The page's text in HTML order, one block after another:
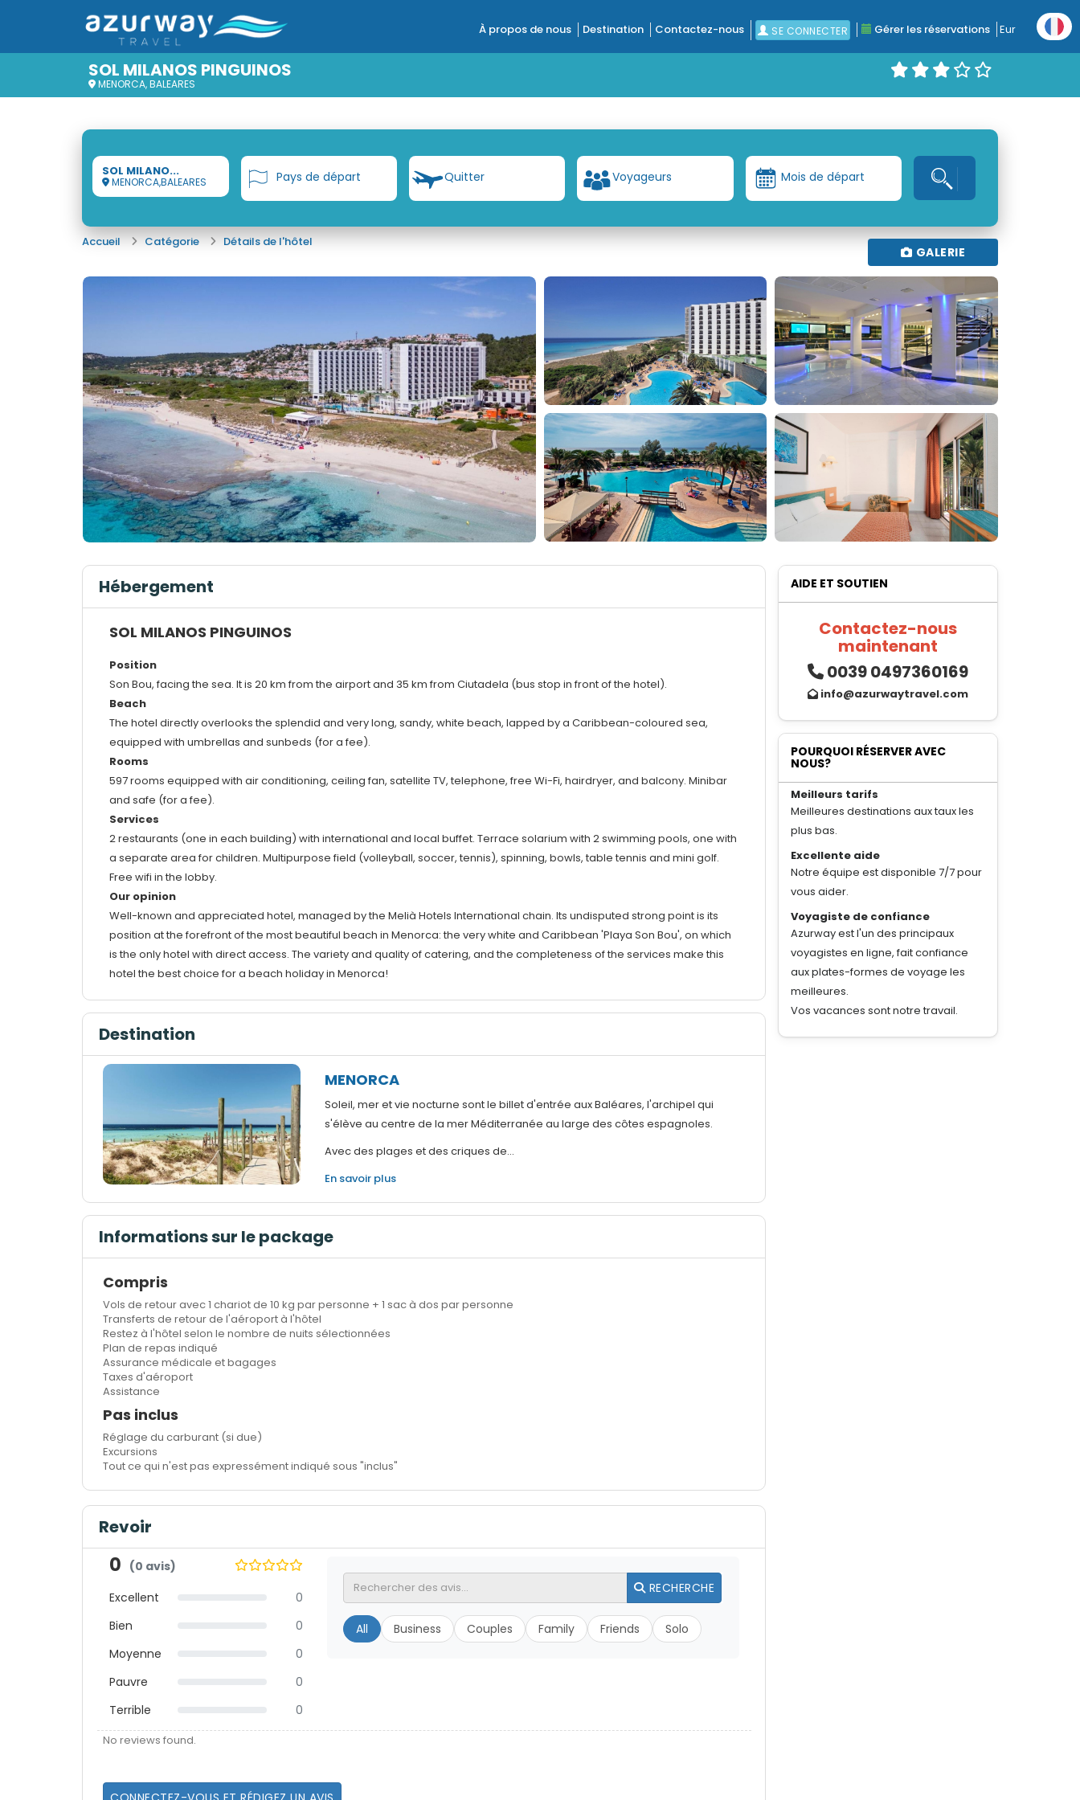
À propos de nous Destination Contactez-nous SE CONNECTER Gérer les réservations Eur
SOL MILANOS PINGUINOS
MENORCA, BALEARES
SOL MILANO...
MENORCA,BALEARES Pays de départ Quitter Voyageurs Mois de départ
Accueil Catégorie Détails de l'hôtel
GALERIE
Hébergement
SOL MILANOS PINGUINOS
Position
Son Bou, facing the sea. It is 20 km from the airport and 35 km from Ciutadela (bus stop in front of the hotel).
Beach
The hotel directly overlooks the splendid and very long, sandy, white beach, lapped by a Caribbean-coloured sea,
equipped with umbrellas and sunbeds (for a fee).
Rooms
597 rooms equipped with air conditioning, ceiling fan, satellite TV, telephone, free Wi-Fi, hairdryer, and balcony. Minibar
and safe (for a fee).
Services
2 restaurants (one in each building) with international and local buffet. Terrace solarium with 2 swimming pools, one with
a separate area for children. Multipurpose field (volleyball, soccer, tennis), spinning, bowls, table tennis and mini golf.
Free wifi in the lobby.
Our opinion
Well-known and appreciated hotel, managed by the Melià Hotels International chain. Its undisputed strong point is its
position at the forefront of the most beautiful beach in Menorca: the very white and Caribbean 'Playa Son Bou', on which
is the only hotel with direct access. The variety and quality of catering, and the completeness of the services make this
hotel the best choice for a beach holiday in Menorca!
Destination
MENORCA
Soleil, mer et vie nocturne sont le billet d'entrée aux Baléares, l'archipel qui
s'élève au centre de la mer Méditerranée au large des côtes espagnoles.
Avec des plages et des criques de...
En savoir plus
Informations sur le package
Compris
Vols de retour avec 1 chariot de 10 kg par personne + 1 sac à dos par personne
Transferts de retour de l'aéroport à l'hôtel
Restez à l'hôtel selon le nombre de nuits sélectionnées
Plan de repas indiqué
Assurance médicale et bagages
Taxes d'aéroport
Assistance
Pas inclus
Réglage du carburant (si due)
Excursions
Tout ce qui n'est pas expressément indiqué sous "inclus"
Revoir
0 (0 avis)
Excellent
0
Bien
0
Moyenne
0
Pauvre
0
Terrible
0
RECHERCHE
All Business Couples Family Friends Solo
No reviews found.
AIDE ET SOUTIEN
Contactez-nous
maintenant
0039 0497360169
info@azurwaytravel.com
POURQUOI RÉSERVER AVEC
NOUS?
Meilleurs tarifs
Meilleures destinations aux taux les
plus bas.
Excellente aide
Notre équipe est disponible 7/7 pour
vous aider.
Voyagiste de confiance
Azurway est l'un des principaux
voyagistes en ligne, fait confiance
aux plates-formes de voyage les
meilleures.
Vos vacances sont notre travail.